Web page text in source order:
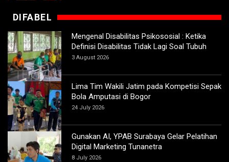
DIFABEL
Mengenal Disabilitas Psikososial : Ketika
Definisi Disabilitas Tidak Lagi Soal Tubuh
3 August 2026
Lima Tim Wakili Jatim pada Kompetisi Sepak
Bola Amputasi di Bogor
24 July 2026
Gunakan AI, YPAB Surabaya Gelar Pelatihan
Digital Marketing Tunanetra
8 July 2026